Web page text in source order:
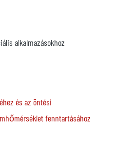
alkalmazásokhoz
és az öntési
fenntartásához